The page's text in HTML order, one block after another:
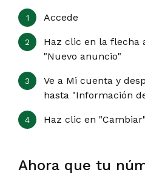
Accede
Haz clic en la flecha
"Nuevo anuncio"
Ve a Mi cuenta y
hasta "Información
Haz clic en "Cambiar"
Ahora que tu